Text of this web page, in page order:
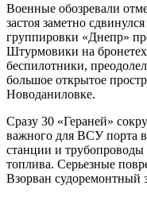
Военные обозревали
застоя заметно
группировки «Днепр»
Штурмовики на
беспилотники,
большое открытое
Новоданиловке.
Сразу 30 «Гераней»
важного для ВСУ порта
станции и трубопроводы
топлива. Серьезные
Взорван судоремонтный